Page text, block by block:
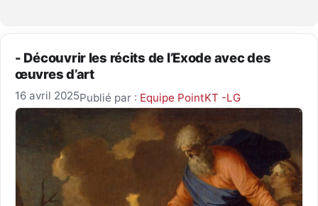
- Découvrir les récits de l’Exode avec des
œuvres d’art
16 avril 2025Publié par : Equipe PointKT -LG